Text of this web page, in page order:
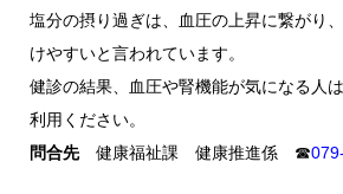
塩分の摂り過ぎは、血圧の上昇に繋がり
けやすいと言われています。
健診の結果、血圧や腎機能が気になる人
利用ください。
問合先健康福祉課 健康推進係 ☎